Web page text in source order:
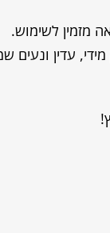
מזמין לשימוש.
עדין ונעים